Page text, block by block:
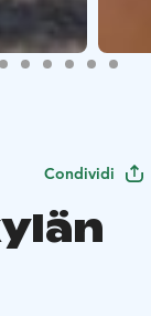
Condividi